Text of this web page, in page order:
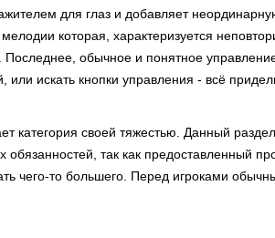
для глаз и добавляет
которая, характеризуется
Последнее, обычное и понятное
или искать кнопки управления - всё
категория своей тяжестью. Данный
обязанностей, так как предоставленный
чего-то большего. Перед игроками